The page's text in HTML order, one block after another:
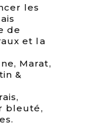
les
de
et la
Marat,
&
bleuté,